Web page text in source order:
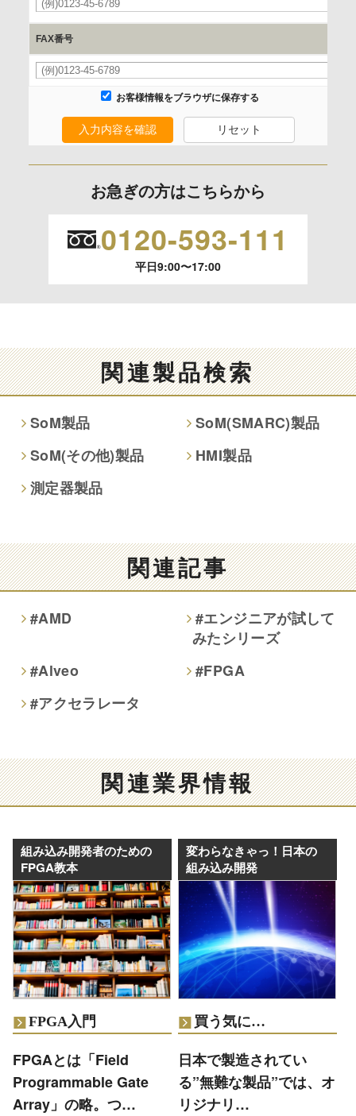
る結果
ご回答できない場合がございます。
本人が容易に認識できない方法による取得
なし
個人情報保護への取り組み
FAX番号
お客様情報をブラウザに保存する
入力内容を確認 リセット
お急ぎの方はこちらから
0120-593-111
平日9:00〜17:00
関連製品検索
SoM製品
SoM(SMARC)製品
SoM(その他)製品
HMI製品
測定器製品
関連記事
#AMD
#エンジニアが試して
みたシリーズ
#Alveo
#FPGA
#アクセラレータ
関連業界情報
組み込み開発者のための
FPGA教本
FPGA入門
FPGAとは「Field
Programmable Gate
Array」の略。つ…
変わらなきゃっ！日本の
組み込み開発
買う気に…
日本で製造されてい
る”無難な製品”では、オ
リジナリ…